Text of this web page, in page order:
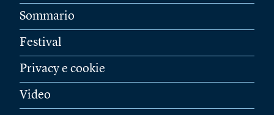
Sommario
Festival
Privacy e cookie
Video